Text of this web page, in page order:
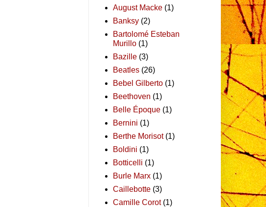
August Macke (1)
Banksy (2)
Bartolomé Esteban
Murillo (1)
Bazille (3)
Beatles (26)
Bebel Gilberto (1)
Beethoven (1)
Belle Époque (1)
Bernini (1)
Berthe Morisot (1)
Boldini (1)
Botticelli (1)
Burle Marx (1)
Caillebotte (3)
Camille Corot (1)